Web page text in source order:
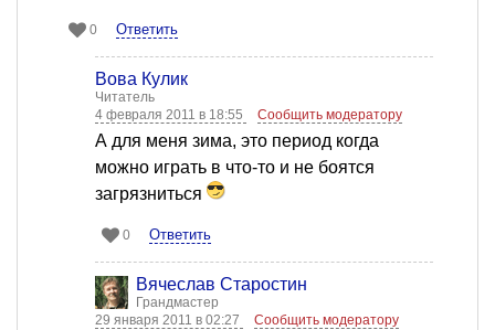
0 Ответить
Вова Кулик
Читатель
4 февраля 2011 в 18:55
Сообщить модератору
А для меня зима, это период когда
можно играть в что-то и не боятся
загрязниться
0 Ответить
Вячеслав Старостин
Грандмастер
29 января 2011 в 02:27
Сообщить модератору